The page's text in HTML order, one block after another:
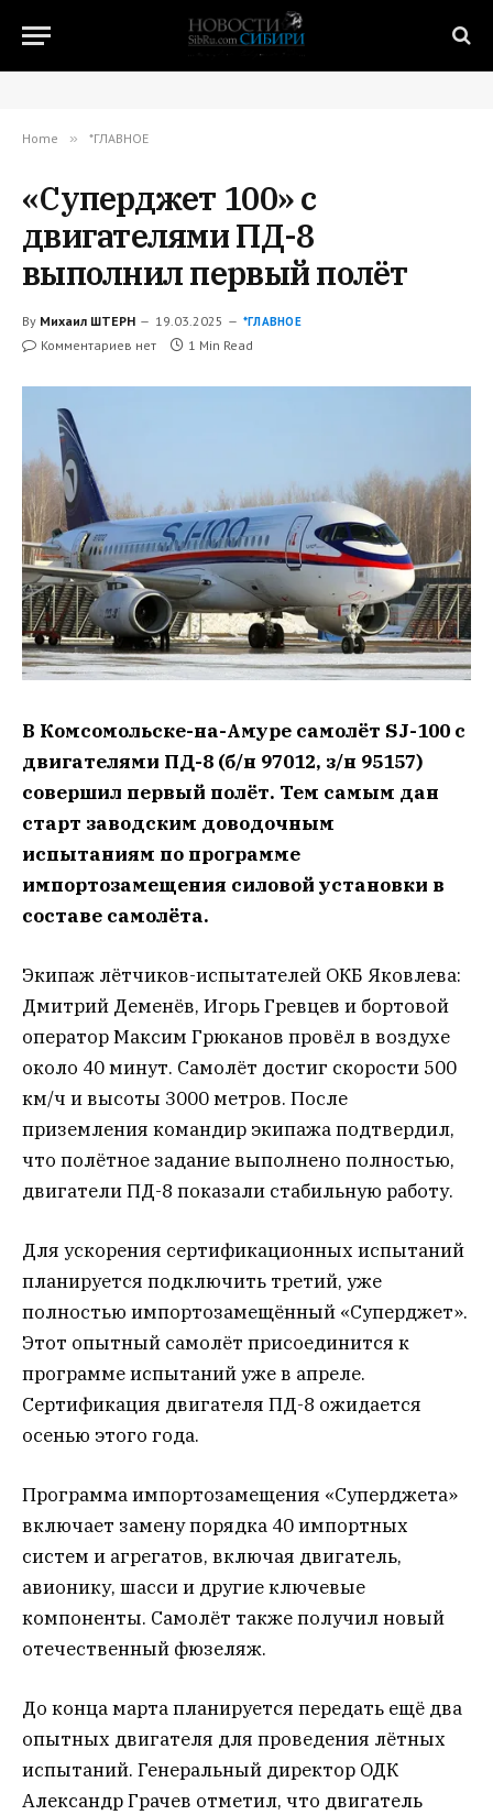
Home » *ГЛАВНОЕ
«Суперджет 100» с
двигателями ПД-8
выполнил первый полёт
By Михаил ШТЕРН 19.03.2025 *ГЛАВНОЕ
Комментариев нет 1 Min Read
В Комсомольске-на-Амуре самолёт SJ-100 с
двигателями ПД-8 (б/н 97012, з/н 95157)
совершил первый полёт. Тем самым дан
старт заводским доводочным
испытаниям по программе
импортозамещения силовой установки в
составе самолёта.
Экипаж лётчиков-испытателей ОКБ Яковлева:
Дмитрий Деменёв, Игорь Гревцев и бортовой
оператор Максим Грюканов провёл в воздухе
около 40 минут. Самолёт достиг скорости 500
км/ч и высоты 3000 метров. После
приземления командир экипажа подтвердил,
что полётное задание выполнено полностью,
двигатели ПД-8 показали стабильную работу.
Для ускорения сертификационных испытаний
планируется подключить третий, уже
полностью импортозамещённый «Суперджет».
Этот опытный самолёт присоединится к
программе испытаний уже в апреле.
Сертификация двигателя ПД-8 ожидается
осенью этого года.
Программа импортозамещения «Суперджета»
включает замену порядка 40 импортных
систем и агрегатов, включая двигатель,
авионику, шасси и другие ключевые
компоненты. Самолёт также получил новый
отечественный фюзеляж.
До конца марта планируется передать ещё два
опытных двигателя для проведения лётных
испытаний. Генеральный директор ОДК
Александр Грачев отметил, что двигатель